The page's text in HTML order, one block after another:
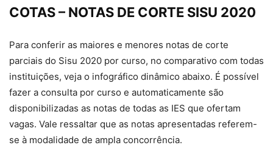
COTAS – NOTAS DE CORTE SISU 2020
Para conferir as maiores e menores notas de corte
parciais do Sisu 2020 por curso, no comparativo com todas
instituições, veja o infográfico dinâmico abaixo. É possível
fazer a consulta por curso e automaticamente são
disponibilizadas as notas de todas as IES que ofertam
vagas. Vale ressaltar que as notas apresentadas referem-
se à modalidade de ampla concorrência.